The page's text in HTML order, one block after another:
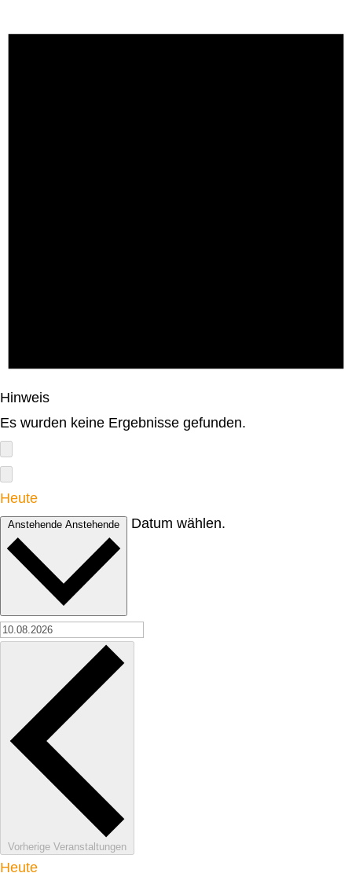
Hinweis
Es wurden keine Ergebnisse gefunden.
Heute
Anstehende Anstehende Datum wählen.
Vorherige Veranstaltungen
Heute